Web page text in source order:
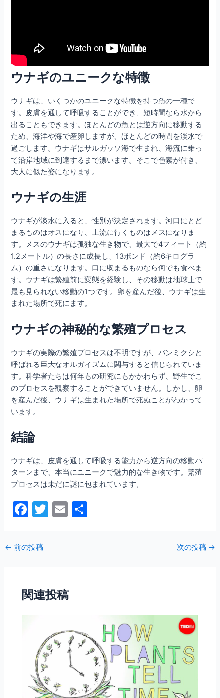
ウナギのユニークな特徴
ウナギは、いくつかのユニークな特徴を持つ魚の一種で
す。皮膚を通して呼吸することができ、短時間なら水から
出ることもできます。ほとんどの魚とは逆方向に移動する
ため、海洋や海で産卵しますが、ほとんどの時間を淡水で
過ごします。ウナギはサルガッソ海で生まれ、海流に乗っ
て沿岸地域に到達するまで漂います。そこで色素が付き、
大人に似た姿になります。
ウナギの生涯
ウナギが淡水に入ると、性別が決定されます。河口にとど
まるものはオスになり、上流に行くものはメスになりま
す。メスのウナギは孤独な生き物で、最大で4フィート（約
1.2メートル）の長さに成長し、13ポンド（約6キログラ
ム）の重さになります。口に収まるものなら何でも食べま
す。ウナギは繁殖前に変態を経験し、その移動は地球上で
最も見られない移動の1つです。卵を産んだ後、ウナギは生
まれた場所で死にます。
ウナギの神秘的な繁殖プロセス
ウナギの実際の繁殖プロセスは不明ですが、パンミクシと
呼ばれる巨大なオルガイズムに関与すると信じられていま
す。科学者たちは何年もの研究にもかかわらず、野生でこ
のプロセスを観察することができていません。しかし、卵
を産んだ後、ウナギは生まれた場所で死ぬことがわかって
います。
結論
ウナギは、皮膚を通して呼吸する能力から逆方向の移動パ
ターンまで、本当にユニークで魅力的な生き物です。繁殖
プロセスは未だに謎に包まれています。
F
c
e
o
o
T
E
← 前の投稿 次の投稿 →
関連投稿